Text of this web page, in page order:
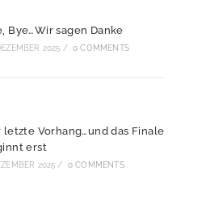
Bye…Wir sagen Danke
2025 / 0 COMMENTS
letzte Vorhang…und das Finale
erst
2025 / 0 COMMENTS